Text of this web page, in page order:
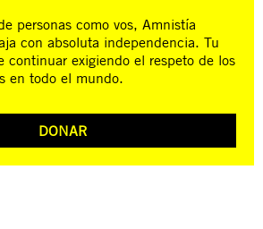
personas como vos, Amnistía
con absoluta independencia. Tu
continuar exigiendo el respeto de los
en todo el mundo.
DONAR